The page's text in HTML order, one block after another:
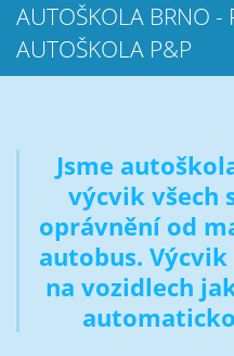
AUTOŠKOLA BRNO -
AUTOŠKOLA P&P
Jsme
výcvik všech
oprávnění od
autobus.
na vozidlech